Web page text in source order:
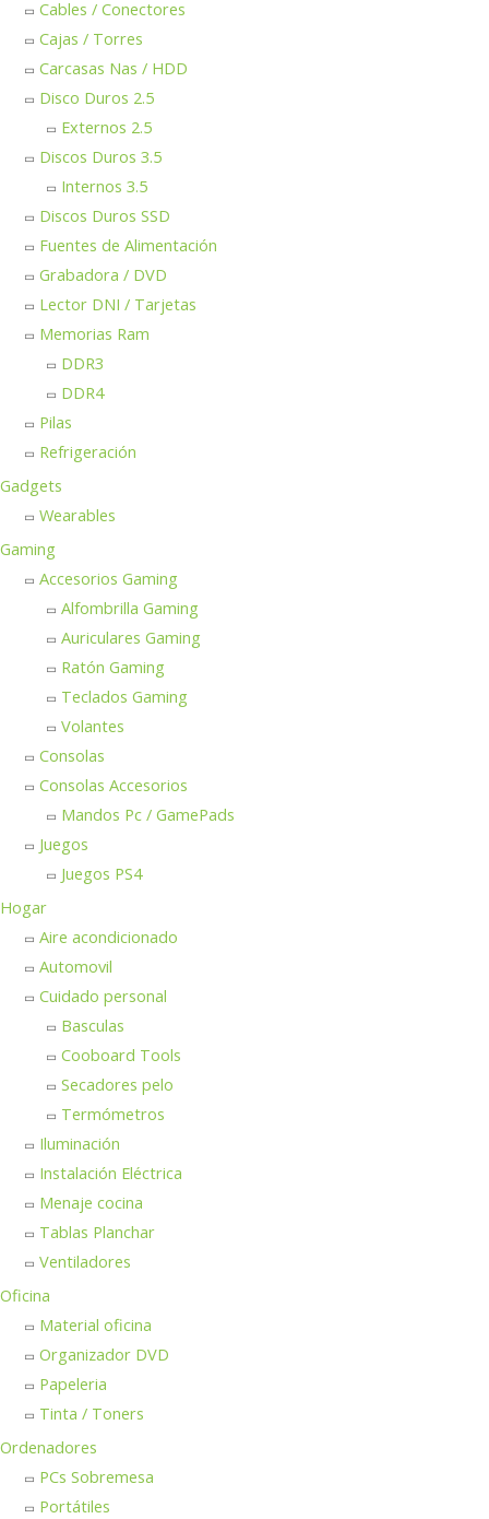
Cables / Conectores
Cajas / Torres
Carcasas Nas / HDD
Disco Duros 2.5
Externos 2.5
Discos Duros 3.5
Internos 3.5
Discos Duros SSD
Fuentes de Alimentación
Grabadora / DVD
Lector DNI / Tarjetas
Memorias Ram
DDR3
DDR4
Pilas
Refrigeración
Gadgets
Wearables
Gaming
Accesorios Gaming
Alfombrilla Gaming
Auriculares Gaming
Ratón Gaming
Teclados Gaming
Volantes
Consolas
Consolas Accesorios
Mandos Pc / GamePads
Juegos
Juegos PS4
Hogar
Aire acondicionado
Automovil
Cuidado personal
Basculas
Cooboard Tools
Secadores pelo
Termómetros
Iluminación
Instalación Eléctrica
Menaje cocina
Tablas Planchar
Ventiladores
Oficina
Material oficina
Organizador DVD
Papeleria
Tinta / Toners
Ordenadores
PCs Sobremesa
Portátiles